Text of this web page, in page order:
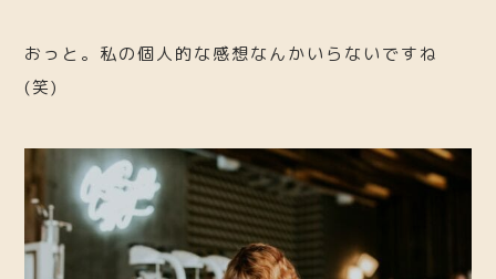
おっと。私の個人的な感想なんかいらないですね
(笑)